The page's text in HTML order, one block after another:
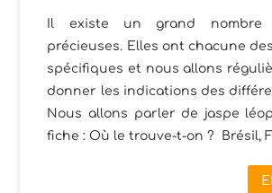
Il existe un grand nombre
précieuses. Elles ont chacune
spécifiques et nous allons
donner les indications des
Nous allons parler de jaspe
fiche : Où le trouve-t-on ? Brésil,